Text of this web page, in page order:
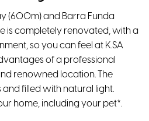
(600m) and Barra Funda
is completely renovated, with a
so you can feel at K.SA
of a professional
renowned location. The
filled with natural light.
home, including your pet*.